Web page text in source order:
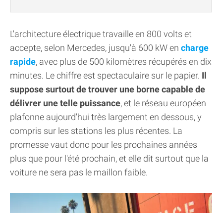
L'architecture électrique travaille en 800 volts et
accepte, selon Mercedes, jusqu'à 600 kW en charge
rapide, avec plus de 500 kilomètres récupérés en dix
minutes. Le chiffre est spectaculaire sur le papier. Il
suppose surtout de trouver une borne capable de
délivrer une telle puissance, et le réseau européen
plafonne aujourd'hui très largement en dessous, y
compris sur les stations les plus récentes. La
promesse vaut donc pour les prochaines années
plus que pour l'été prochain, et elle dit surtout que la
voiture ne sera pas le maillon faible.